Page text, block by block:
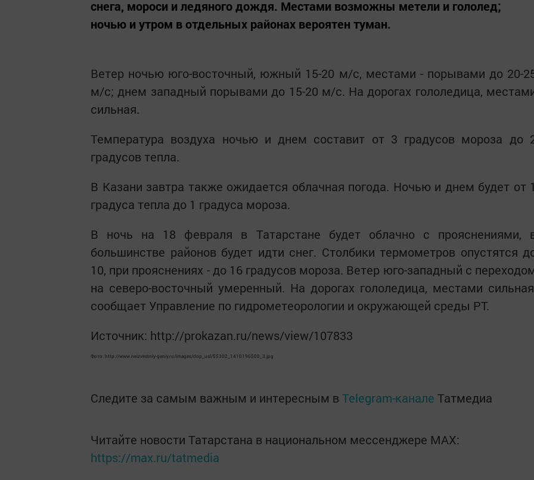
снега, мороси и ледяного дождя. Местами возможны метели и гололед;
ночью и утром в отдельных районах вероятен туман.
Ветер ночью юго-восточный, южный 15-20 м/с, местами - порывами до 20-
м/с; днем западный порывами до 15-20 м/с. На дорогах гололедица,
сильная.
Температура воздуха ночью и днем составит от 3 градусов мороза до
градусов тепла.
В Казани завтра также ожидается облачная погода. Ночью и днем будет от
градуса тепла до 1 градуса мороза.
В ночь на 18 февраля в Татарстане будет облачно с прояснениями,
большинстве районов будет идти снег. Столбики термометров опустятся
10, при прояснениях - до 16 градусов мороза. Ветер юго-западный с
на северо-восточный умеренный. На дорогах гололедица, местами
сообщает Управление по гидрометеорологии и окружающей среды РТ.
Источник: http://prokazan.ru/news/view/107833
Фото: http://www.neizvestniy-geniy.ru/images/dop_usl/55302_1410196500_3.jpg
Следите за самым важным и интересным в Telegram-канале Татмедиа
Читайте новости Татарстана в национальном мессенджере MАХ:
https://max.ru/tatmedia